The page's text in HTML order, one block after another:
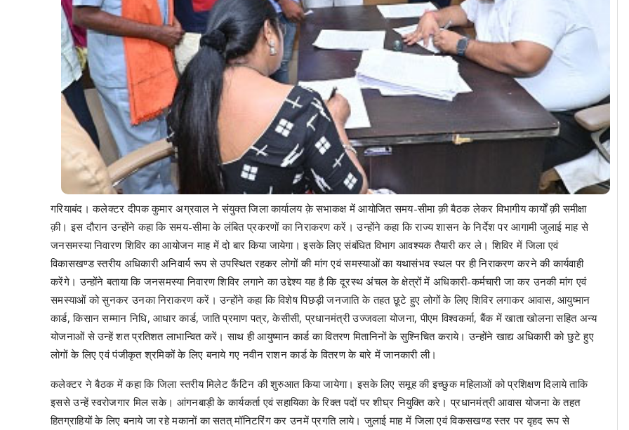
गरियाबंद। कलेक्टर दीपक कुमार अग्रवाल ने संयुक्त जिला कार्यालय क़े सभाकक्ष में आयोजित समय-सीमा क़ी बैठक लेकर विभागीय कार्यों क़ी समीक्षा
क़ी। इस दौरान उन्होंने कहा कि समय-सीमा के लंबित प्रकरणों का निराकरण करें। उन्होंने कहा कि राज्य शासन के निर्देश पर आगामी जुलाई माह से
जनसमस्या निवारण शिविर का आयोजन माह में दो बार किया जायेगा। इसके लिए संबंधित विभाग आवश्यक तैयारी कर ले। शिविर में जिला एवं
विकासखण्ड स्तरीय अधिकारी अनिवार्य रूप से उपस्थित रहकर लोगों की मांग एवं समस्याओं का यथासंभव स्थल पर ही निराकरण करने की कार्यवाही
करेंगे। उन्होंने बताया कि जनसमस्या निवारण शिविर लगाने का उद्देश्य यह है कि दूरस्थ अंचल के क्षेत्रों में अधिकारी-कर्मचारी जा कर उनकी मांग एवं
समस्याओं को सुनकर उनका निराकरण करें। उन्होंने कहा कि विशेष पिछड़ी जनजाति के तहत छूटे हुए लोगों के लिए शिविर लगाकर आवास, आयुष्मान
कार्ड, किसान सम्मान निधि, आधार कार्ड, जाति प्रमाण पत्र, केसीसी, प्रधानमंत्री उज्जवला योजना, पीएम विश्वकर्मा, बैंक में खाता खोलना सहित अन्य
योजनाओं से उन्हें शत प्रतिशत लाभान्वित करें। साथ ही आयुष्मान कार्ड का वितरण मितानिनों के सुश्निचित कराये। उन्होंने खाद्य अधिकारी को छुटे हुए
लोगों के लिए एवं पंजीकृत श्रमिकों के लिए बनाये गए नवीन राशन कार्ड के वितरण के बारे में जानकारी ली।
कलेक्टर ने बैठक में कहा कि जिला स्तरीय मिलेट कैंटिन की शुरुआत किया जायेगा। इसके लिए समूह की इच्छुक महिलाओं को प्रशिक्षण दिलाये ताकि
इससे उन्हें स्वरोजगार मिल सके। आंगनबाड़ी के कार्यकर्ता एवं सहायिका के रिक्त पदों पर शीघ्र नियुक्ति करे। प्रधानमंत्री आवास योजना के तहत
हितग्राहियों के लिए बनाये जा रहे मकानों का सतत् मॉनिटरिंग कर उनमें प्रगति लाये। जुलाई माह में जिला एवं विकसखण्ड स्तर पर वृहद रूप से